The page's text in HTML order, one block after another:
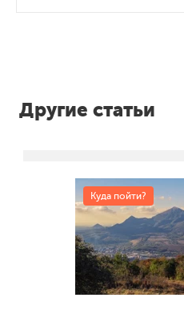
Другие статьи
Куда пойти?